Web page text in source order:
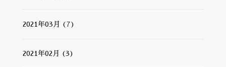
2021年03月 (7)
2021年02月 (3)